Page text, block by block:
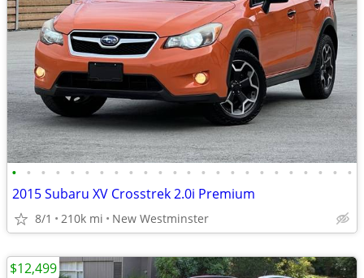
• • • • • • • • • • • • • • • • • • • • • • • •
2015 Subaru XV Crosstrek 2.0i Premium
8/1 210k mi New Westminster
$12,499